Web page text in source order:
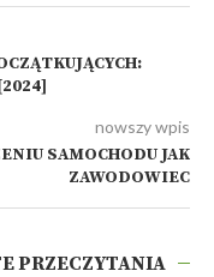
nowszy wpis
SAMOCHODU JAK
ZAWODOWIEC
PRZECZYTANIA